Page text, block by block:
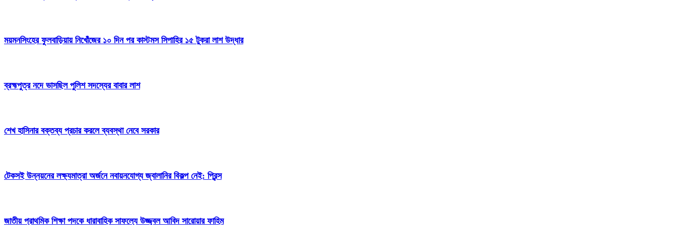
ময়মনসিংহের ফুলবাড়িয়ায় নিখোঁজের ১০ দিন পর কাস্টমস সিপাহির ১৫ টুকরা লাশ উদ্ধার
ব্রহ্মপুত্র নদে ভাসছিল পুলিশ সদস্যের বাবার লাশ
শেখ হাসিনার বক্তব্য প্রচার করলে ব্যবস্থা নেবে সরকার
টেকসই উন্নয়নের লক্ষ্যমাত্রা অর্জনে নবায়নযোগ্য জ্বালানির বিকল্প নেই: প্রিন্স
জাতীয় প্রাথমিক শিক্ষা পদকে ধারাবাহিক সাফল্যে উজ্জ্বল আবিদ সারোয়ার ফাহিম